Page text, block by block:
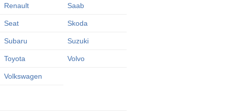
Renault Saab
Seat Skoda
Subaru Suzuki
Toyota Volvo
Volkswagen